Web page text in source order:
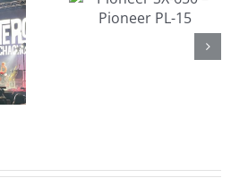
–
Guerra» –
Joaquín